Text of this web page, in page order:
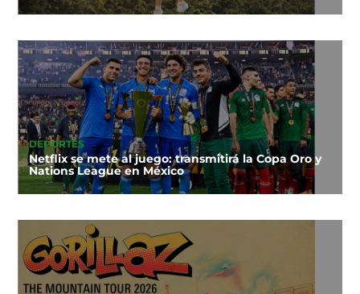
DEPORTES
Netflix se mete al juego: transmitirá la Copa Oro y
Nations League en México